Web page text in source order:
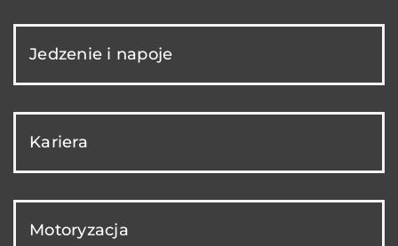
Jedzenie i napoje
Kariera
Motoryzacja